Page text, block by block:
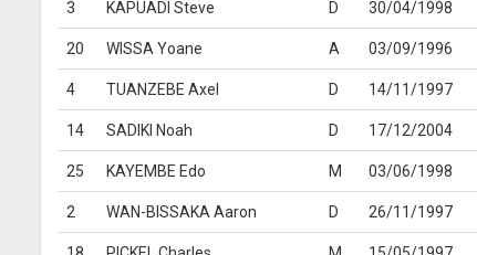
3 KAPUADI Steve D 30/04/1998
20 WISSA Yoane A 03/09/1996
4 TUANZEBE Axel D 14/11/1997
14 SADIKI Noah D 17/12/2004
25 KAYEMBE Edo M 03/06/1998
2 WAN-BISSAKA Aaron D 26/11/1997